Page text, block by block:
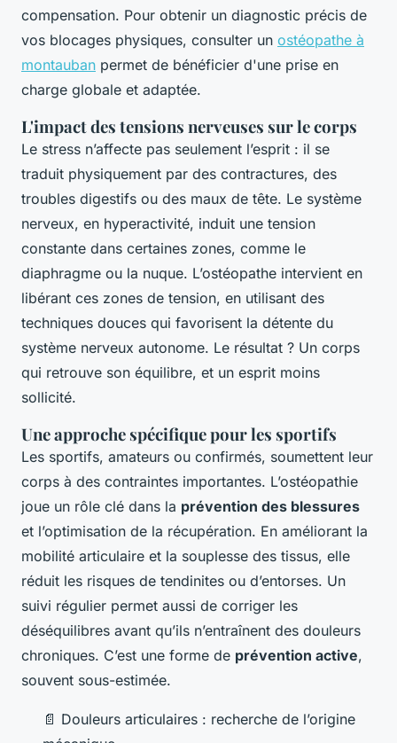
compensation. Pour obtenir un diagnostic précis de
vos blocages physiques, consulter un ostéopathe à
montauban permet de bénéficier d'une prise en
charge globale et adaptée.
L'impact des tensions nerveuses sur le corps
Le stress n’affecte pas seulement l’esprit : il se
traduit physiquement par des contractures, des
troubles digestifs ou des maux de tête. Le système
nerveux, en hyperactivité, induit une tension
constante dans certaines zones, comme le
diaphragme ou la nuque. L’ostéopathe intervient en
libérant ces zones de tension, en utilisant des
techniques douces qui favorisent la détente du
système nerveux autonome. Le résultat ? Un corps
qui retrouve son équilibre, et un esprit moins
sollicité.
Une approche spécifique pour les sportifs
Les sportifs, amateurs ou confirmés, soumettent leur
corps à des contraintes importantes. L’ostéopathie
joue un rôle clé dans la prévention des blessures
et l’optimisation de la récupération. En améliorant la
mobilité articulaire et la souplesse des tissus, elle
réduit les risques de tendinites ou d’entorses. Un
suivi régulier permet aussi de corriger les
déséquilibres avant qu’ils n’entraînent des douleurs
chroniques. C’est une forme de prévention active,
souvent sous-estimée.
📄 Douleurs articulaires : recherche de l’origine